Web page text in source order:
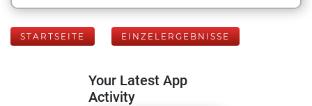
STARTSEITE EINZELERGEBNISSE
Your Latest App
Activity